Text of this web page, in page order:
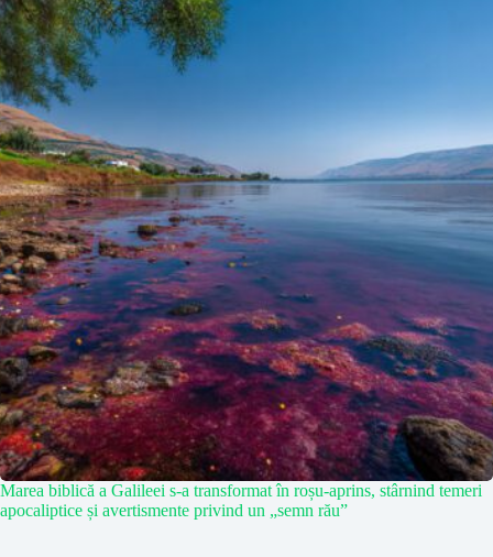
Marea biblică a Galileei s-a transformat în roșu-aprins, stârnind temeri
apocaliptice și avertismente privind un „semn rău”